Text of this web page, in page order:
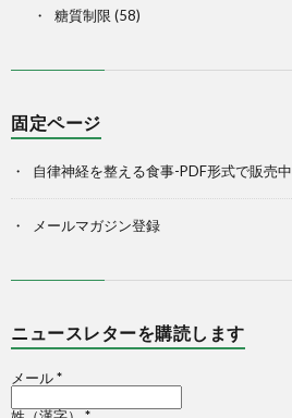
糖質制限 (58)
固定ページ
自律神経を整える食事-PDF形式で販売中
メールマガジン登録
ニュースレターを購読します
メール*